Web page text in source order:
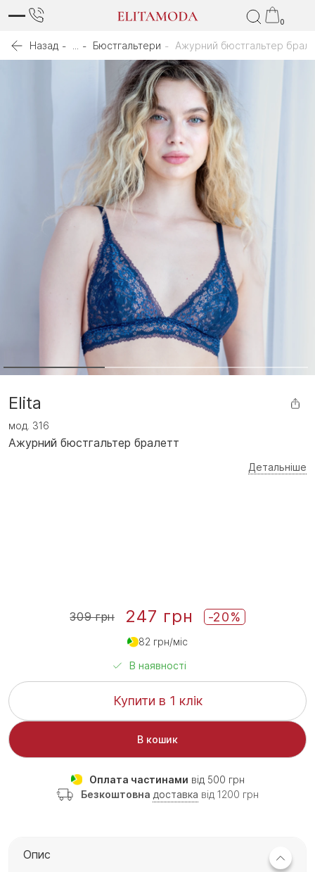
0
Назад Бюстгальтери Ажурний бюстгальтер
Elita
мод. 316
Ажурний бюстгальтер бралетт
Детальніше
309 грн 247 грн -20%
82 грн/міс
В наявності
Купити в 1 клік
В кошик
Оплата частинами від 500 грн
Безкоштовна доставка від 1200 грн
Опис